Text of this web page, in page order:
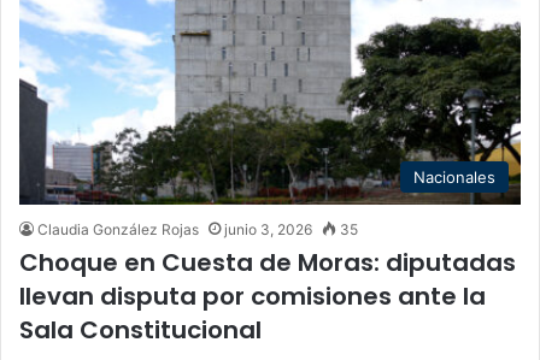
Nacionales
Claudia González Rojas junio 3, 2026 35
Choque en Cuesta de Moras: diputadas
llevan disputa por comisiones ante la
Sala Constitucional